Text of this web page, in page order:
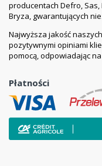
producentach Defro,
Bryza, gwarantujących
Najwyższa jakość
pozytywnymi opiniami
pomocą, odpowiadając
Płatności